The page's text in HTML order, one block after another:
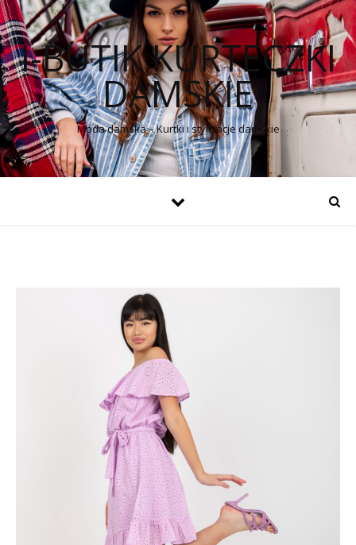
I-BUTIK KURTECZKI
DAMSKIE
Moda damska – Kurtki i stylizacje damskie